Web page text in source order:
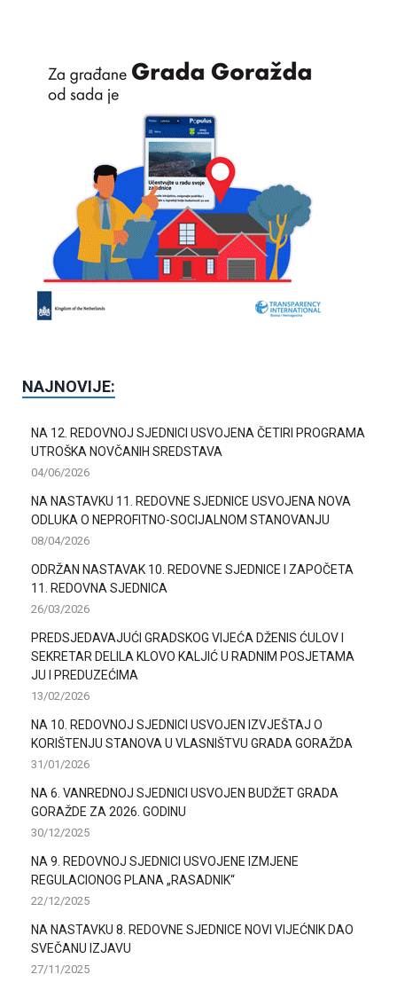
NAJNOVIJE:
NA 12. REDOVNOJ SJEDNICI USVOJENA ČETIRI PROGRAMA
UTROŠKA NOVČANIH SREDSTAVA
04/06/2026
NA NASTAVKU 11. REDOVNE SJEDNICE USVOJENA NOVA
ODLUKA O NEPROFITNO-SOCIJALNOM STANOVANJU
08/04/2026
ODRŽAN NASTAVAK 10. REDOVNE SJEDNICE I ZAPOČETA
11. REDOVNA SJEDNICA
26/03/2026
PREDSJEDAVAJUĆI GRADSKOG VIJEĆA DŽENIS ĆULOV I
SEKRETAR DELILA KLOVO KALJIĆ U RADNIM POSJETAMA
JU I PREDUZEĆIMA
13/02/2026
NA 10. REDOVNOJ SJEDNICI USVOJEN IZVJEŠTAJ O
KORIŠTENJU STANOVA U VLASNIŠTVU GRADA GORAŽDA
31/01/2026
NA 6. VANREDNOJ SJEDNICI USVOJEN BUDŽET GRADA
GORAŽDE ZA 2026. GODINU
30/12/2025
NA 9. REDOVNOJ SJEDNICI USVOJENE IZMJENE
REGULACIONOG PLANA „RASADNIK“
22/12/2025
NA NASTAVKU 8. REDOVNE SJEDNICE NOVI VIJEĆNIK DAO
SVEČANU IZJAVU
27/11/2025